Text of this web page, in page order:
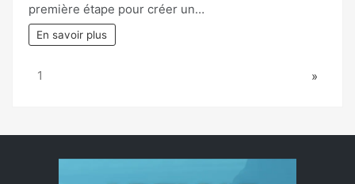
première étape pour créer un…
En savoir plus
Page:
1 Next
»